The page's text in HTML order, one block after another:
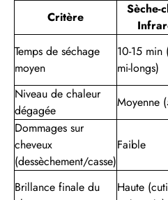
Critère
Sèche-
Temps de séchage
moyen
10-15 min
mi-longs)
Niveau de chaleur
dégagée
Moyenne
Dommages sur
cheveux
(dessèchement/casse)
Faible
Brillance finale du
Haute